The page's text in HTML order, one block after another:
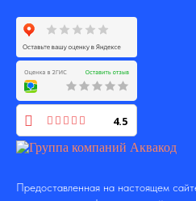
4.5
Предоставленная на настоящем